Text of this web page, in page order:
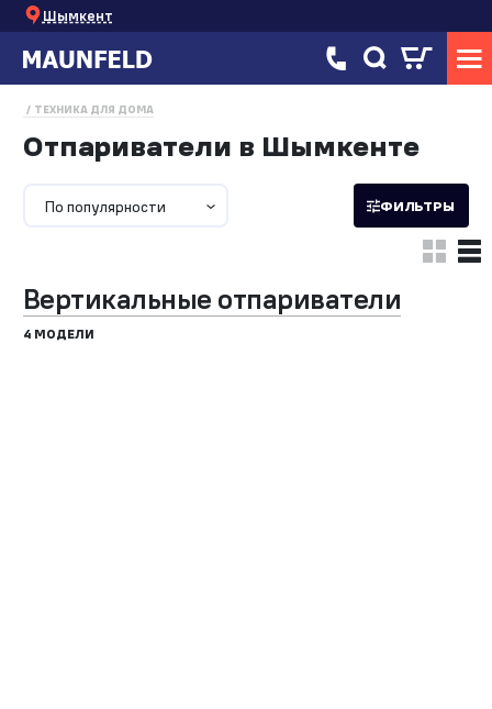
Шымкент
ТЕХНИКА ДЛЯ ДОМА
Отпариватели в Шымкенте
По популярности ФИЛЬТРЫ
Вертикальные отпариватели
4 МОДЕЛИ